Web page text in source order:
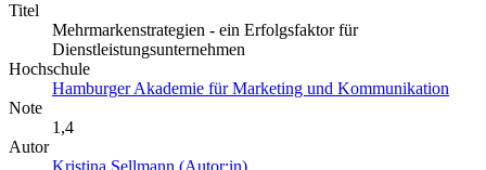
Titel
Mehrmarkenstrategien - ein Erfolgsfaktor für
Dienstleistungsunternehmen
Hochschule
Hamburger Akademie für Marketing und Kommunikation
Note
1,4
Autor